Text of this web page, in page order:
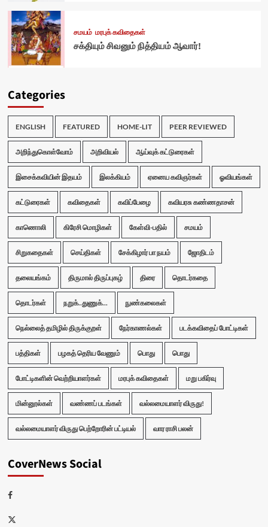
சமயம் மரபுக் கவிதைகள்
சக்தியும் சிவனும் நித்தியம் ஆவார்!
Categories
ENGLISH FEATURED HOME-LIT PEER REVIEWED
அறிந்துகொள்வோம் அறிவியல் ஆய்வுக் கட்டுரைகள்
இசைக்கவியின் இதயம் இலக்கியம் ஏனைய கவிஞர்கள் ஓவியங்கள்
கட்டுரைகள் கவிதைகள் கவிப்பேழை கவியரசு கண்ணதாசன்
காணொலி கிரேசி மொழிகள் கேள்வி-பதில் சமயம்
சிறுகதைகள் செய்திகள் சேக்கிழார் பா நயம் ஜோதிடம்
தலையங்கம் திருமால் திருப்புகழ் திரை தொடர்கதை
தொடர்கள் நறுக்..துணுக்... நுண்கலைகள்
நெல்லைத் தமிழில் திருக்குறள் நேர்காணல்கள் படக்கவிதைப் போட்டிகள்
பத்திகள் பழகத் தெரிய வேணும் பொது பொது
போட்டிகளின் வெற்றியாளர்கள் மரபுக் கவிதைகள் மறு பகிர்வு
மின்னூல்கள் வண்ணப் படங்கள் வல்லமையாளர் விருது!
வல்லமையாளர் விருது பெற்றோரின் பட்டியல் வார ராசி பலன்
CoverNews Social
Facebook
Twitter